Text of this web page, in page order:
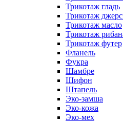
Трикотаж гладь
Трикотаж
Трикотаж масло
Трикотаж
Трикотаж футер
Фланель
Фукра
Шамбре
Шифон
Штапель
Эко-замша
Эко-кожа
Эко-мех